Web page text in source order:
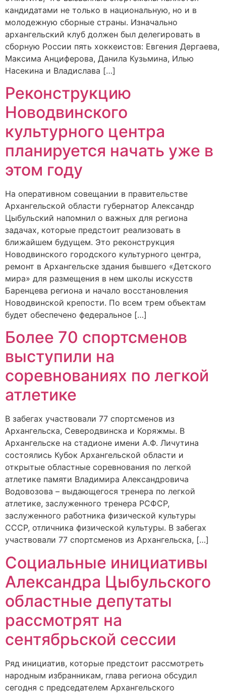
кандидатами не только в национальную, но и в
молодежную сборные страны. Изначально
архангельский клуб должен был делегировать в
сборную России пять хоккеистов: Евгения Дергаева,
Максима Анциферова, Данила Кузьмина, Илью
Насекина и Владислава […]
Реконструкцию
Новодвинского
культурного центра
планируется начать уже в
этом году
На оперативном совещании в правительстве
Архангельской области губернатор Александр
Цыбульский напомнил о важных для региона
задачах, которые предстоит реализовать в
ближайшем будущем. Это реконструкция
Новодвинского городского культурного центра,
ремонт в Архангельске здания бывшего «Детского
мира» для размещения в нем школы искусств
Баренцева региона и начало восстановления
Новодвинской крепости. По всем трем объектам
будет обеспечено федеральное […]
Более 70 спортсменов
выступили на
соревнованиях по легкой
атлетике
В забегах участвовали 77 спортсменов из
Архангельска, Северодвинска и Коряжмы. В
Архангельске на стадионе имени А.Ф. Личутина
состоялись Кубок Архангельской области и
открытые областные соревнования по легкой
атлетике памяти Владимира Александровича
Водовозова – выдающегося тренера по легкой
атлетике, заслуженного тренера РСФСР,
заслуженного работника физической культуры
СССР, отличника физической культуры. В забегах
участвовали 77 спортсменов из Архангельска, […]
Социальные инициативы
Александра Цыбульского
областные депутаты
рассмотрят на
сентябрьской сессии
Ряд инициатив, которые предстоит рассмотреть
народным избранникам, глава региона обсудил
сегодня с председателем Архангельского